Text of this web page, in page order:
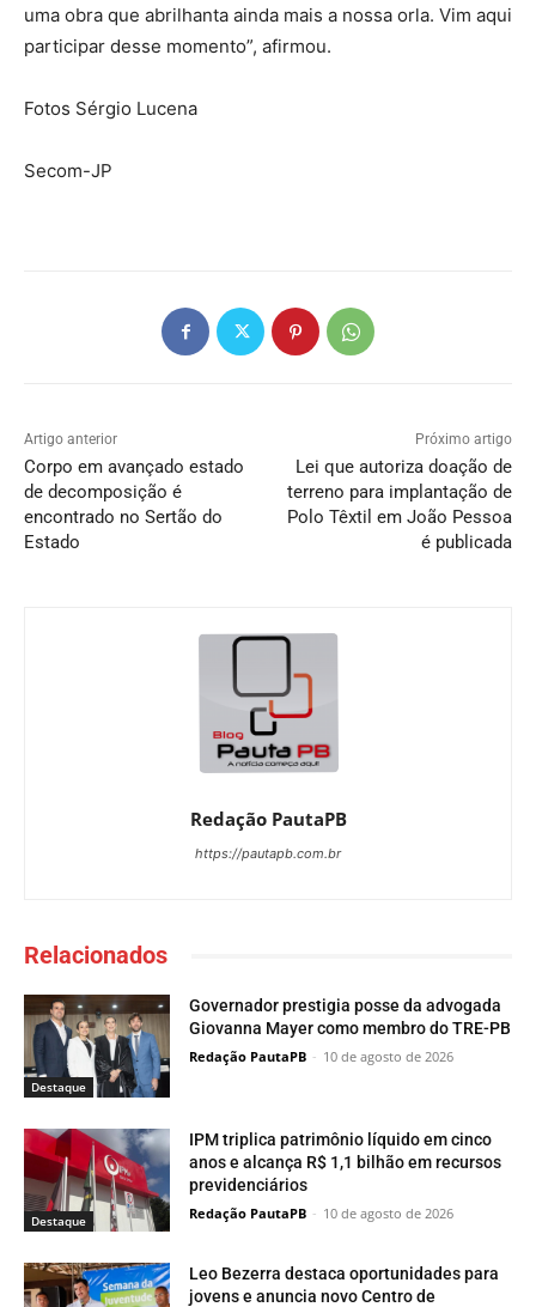
uma obra que abrilhanta ainda mais a nossa orla. Vim aqui
participar desse momento”, afirmou.
Fotos Sérgio Lucena
Secom-JP
Artigo anterior
Corpo em avançado estado
de decomposição é
encontrado no Sertão do
Estado
Próximo artigo
Lei que autoriza doação de
terreno para implantação de
Polo Têxtil em João Pessoa
é publicada
Redação PautaPB
https://pautapb.com.br
Relacionados
Destaque
Governador prestigia posse da advogada
Giovanna Mayer como membro do TRE-PB
Redação PautaPB - 10 de agosto de 2026
Destaque
IPM triplica patrimônio líquido em cinco
anos e alcança R$ 1,1 bilhão em recursos
previdenciários
Redação PautaPB - 10 de agosto de 2026
Leo Bezerra destaca oportunidades para
jovens e anuncia novo Centro de